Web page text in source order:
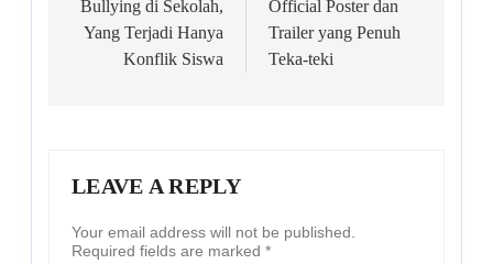
Bullying di Sekolah,
Yang Terjadi Hanya
Konflik Siswa
Official Poster dan
Trailer yang Penuh
Teka-teki
LEAVE A REPLY
Your email address will not be published.
Required fields are marked *